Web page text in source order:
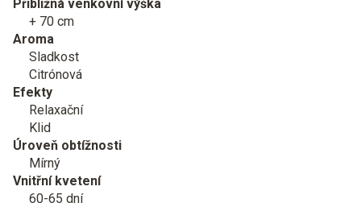
Přibližná venkovní výška
+ 70 cm
Aroma
Sladkost
Citrónová
Efekty
Relaxační
Klid
Úroveň obtížnosti
Mírný
Vnitřní kvetení
60-65 dní